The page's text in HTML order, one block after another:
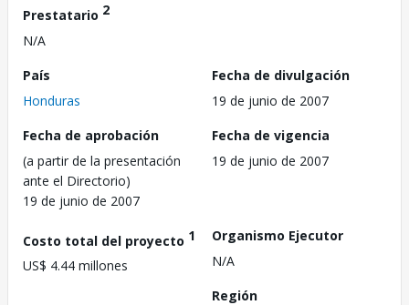
Prestatario 2
N/A
País
Honduras
Fecha de divulgación
19 de junio de 2007
Fecha de aprobación
(a partir de la presentación
ante el Directorio)
19 de junio de 2007
Fecha de vigencia
19 de junio de 2007
Costo total del proyecto 1
US$ 4.44 millones
Organismo Ejecutor
N/A
Región